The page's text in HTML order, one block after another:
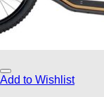
Add to Wishlist